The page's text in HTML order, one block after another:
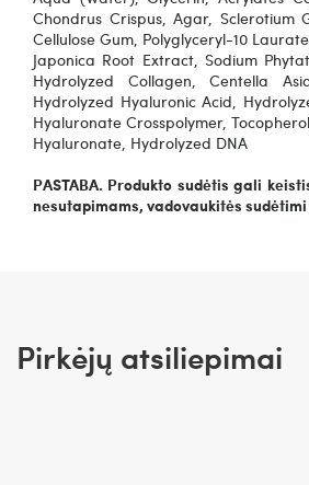
Chondrus Crispus, Agar, Sclerotium
Cellulose Gum, Polyglyceryl-10
Japonica Root Extract, Sodium
Hydrolyzed Collagen, Centella
Hydrolyzed Hyaluronic Acid,
Hyaluronate Crosspolymer,
Hyaluronate, Hydrolyzed DNA
PASTABA. Produkto sudėtis gali
nesutapimams, vadovaukitės
Pirkėjų atsiliepimai